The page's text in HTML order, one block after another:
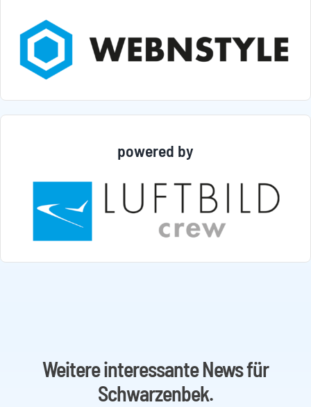
powered by
Weitere interessante News für
Schwarzenbek.